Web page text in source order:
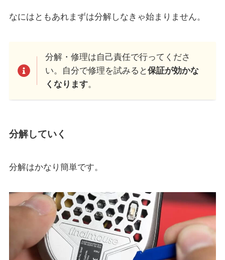
なにはともあれまずは分解しなきゃ始まりません。
分解・修理は自己責任で行ってくださ
い。自分で修理を試みると保証が効かな
くなります。
分解していく
分解はかなり簡単です。